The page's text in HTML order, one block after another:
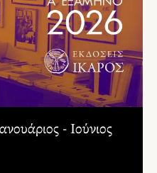
- Ιούνιος